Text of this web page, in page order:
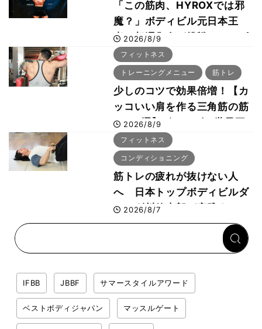
「この筋肉、HYROXでは邪
魔？」ボディビル元日本王
者・相澤隼人が挑戦 バーピ
ーでは驚異の種目2位
2026/8/9
フィットネス
トレーニングメニュー 筋トレ
少しのコツで効果倍増！【カ
ッコいい肩を作る三角筋の筋
トレ6選】ボディビル世界王
者が解説！
2026/8/9
フィットネス
コンディショニング
筋トレの疲れが抜けない人
へ 日本トップボディビルダ
ー・刈川啓志郎が実践する
「回復習慣」
2026/8/7
IFBB JBBF サマースタイルアワード
ベストボディジャパン マッスルゲート